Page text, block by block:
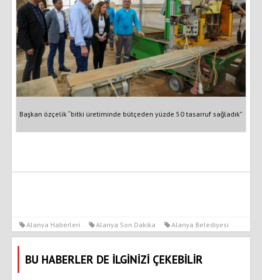
Başkan özçelik “bitki üretiminde bütçeden yüzde 50 tasarruf sağladık”
Alanya Haberleri Alanya Son Dakika Alanya Belediyesi
BU HABERLER DE İLGİNİZİ ÇEKEBİLİR